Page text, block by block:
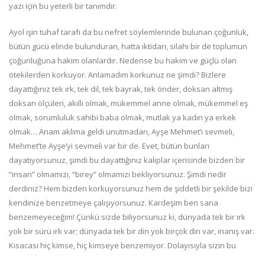
yazı için bu yeterli bir tanımdır.
Ayol işin tuhaf tarafı da bu nefret söylemlerinde bulunan çoğunluk,
bütün gücü elinde bulunduran, hatta iktidarı, silahı bir de toplumun
çoğunluğuna hakim olanlardır. Nedense bu hakim ve güçlü olan
ötekilerden korkuyor. Anlamadım korkunuz ne şimdi? Bizlere
dayattığınız tek ırk, tek dil, tek bayrak, tek önder, doksan altmış
doksan ölçüleri, akıllı olmak, mükemmel anne olmak, mükemmel eş
olmak, sorumluluk sahibi baba olmak, mutlak ya kadın ya erkek
olmak… Anam aklıma geldi unutmadan, Ayşe Mehmet’i sevmeli,
Mehmet’te Ayşe’yi sevmeli var bir de. Evet, bütün bunları
dayatıyorsunuz, şimdi bu dayattığınız kalıplar içerisinde bizden bir
“insan” olmamızı, “birey” olmamızı bekliyorsunuz. Şimdi nedir
derdiniz? Hem bizden korkuyorsunuz hem de şiddetli bir şekilde bizi
kendinize benzetmeye çalışıyorsunuz. Kardeşim ben sana
benzemeyeceğim! Çünkü sizde biliyorsunuz ki, dünyada tek bir ırk
yok bir sürü ırk var; dünyada tek bir din yok birçok din var, inanış var.
Kısacası hiç kimse, hiç kimseye benzemiyor. Dolayısıyla sizin bu